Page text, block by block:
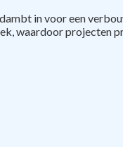
in voor een
waardoor projecten